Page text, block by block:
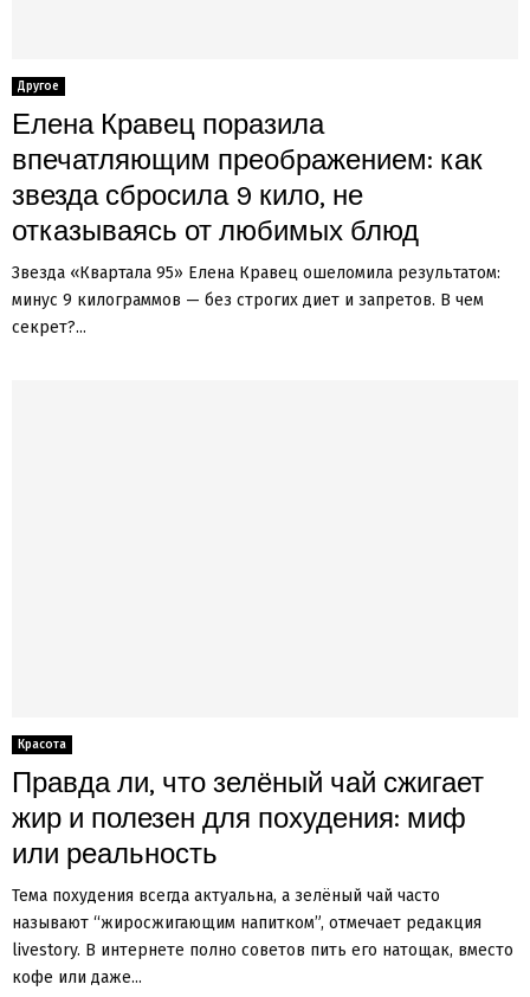
Другое
Елена Кравец поразила
впечатляющим преображением: как
звезда сбросила 9 кило, не
отказываясь от любимых блюд
Звезда «Квартала 95» Елена Кравец ошеломила результатом:
минус 9 килограммов — без строгих диет и запретов. В чем
секрет?...
Красота
Правда ли, что зелёный чай сжигает
жир и полезен для похудения: миф
или реальность
Тема похудения всегда актуальна, а зелёный чай часто
называют “жиросжигающим напитком”, отмечает редакция
livestory. В интернете полно советов пить его натощак, вместо
кофе или даже...